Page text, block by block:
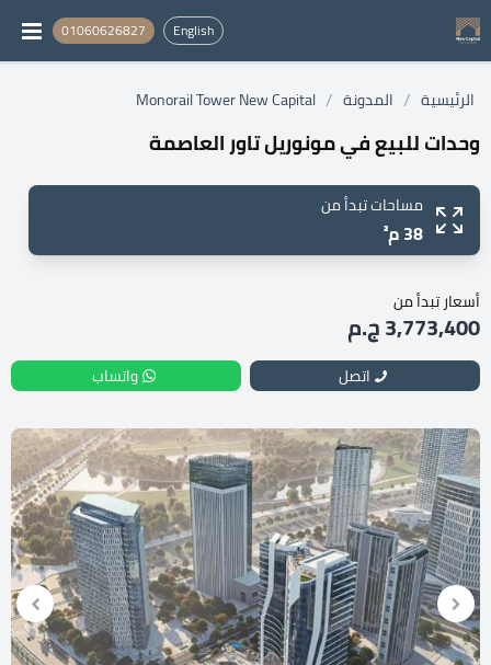
English
01060626827
الرئيسية / المدونة /
Monorail Tower New Capital
وحدات للبيع في مونوريل تاور العاصمة
مساحات تبدأ من
38 م²
أسعار تبدأ من
3,773,400 ج.م
اتصل واتساب